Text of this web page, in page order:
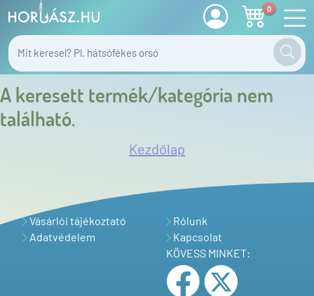
0
A keresett termék/kategória nem
található.
Kezdőlap
Vásárlói tájékoztató
Adatvédelem
Rólunk
Kapcsolat
KÖVESS MINKET: